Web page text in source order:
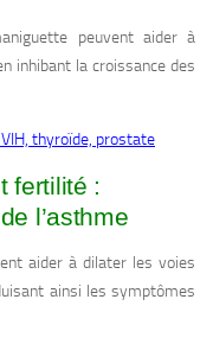
peuvent aider à
inhibant la croissance des
thyroïde, prostate
fertilité :
l’asthme
aider à dilater les voies
ainsi les symptômes